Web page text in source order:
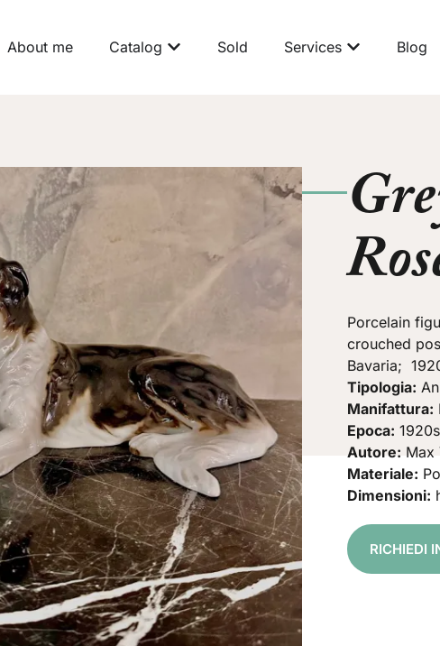
About me Catalog Sold Services Blog
Porcelain
crouched
Bavaria;
Tipologia:
Manifattura:
Epoca: 1920s
Autore: Max
Materiale:
Dimensioni:
RICHIEDI